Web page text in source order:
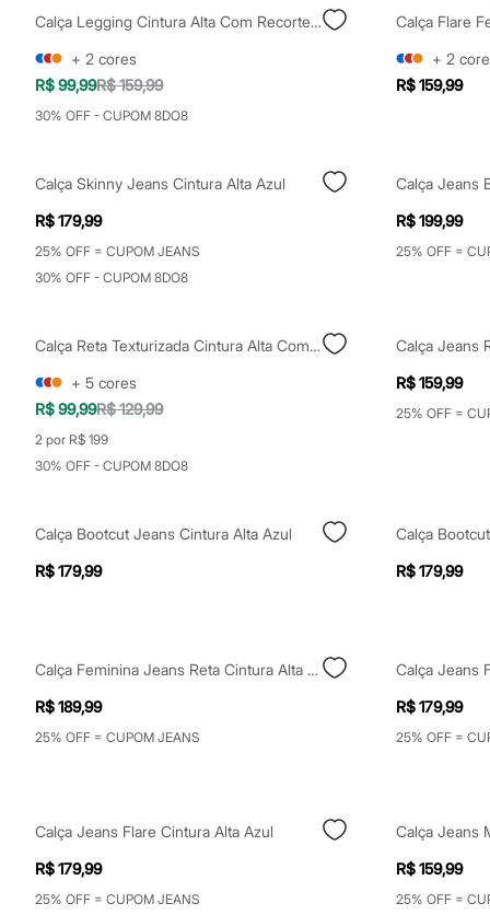
Sawary
Yessica
Moda esportiva
Acessórios
Blusas
Calçados
Moda íntima
Cintas e Modeladores
Meias
Pijamas
Sutiãs e Tops
Maiôs
Personagens
Plus size
Blusas e Camisetas
Calças
Casacos e Jaquetas
Shorts e Saias
Vestidos
Masculino
Em alta
Roupas
Bermudas
Camisas
Calças
Camisetas e Regatas
Bolsas e Mochilas
Chapéus e Bonés
Cintos
Carteiras
Calça Legging Cintura Alta Com Recorte Canelado Esportiva Verde
+ 2 cores
R$ 99,99R$ 159,99
30% OFF - CUPOM 8DO8
Calça Flare
+ 2
R$ 159,99
Calça Skinny Jeans Cintura Alta Azul
R$ 179,99
25% OFF = CUPOM JEANS
30% OFF - CUPOM 8DO8
R$ 199,99
25% OFF =
Calça Reta Texturizada Cintura Alta Com Elástico Marrom
+ 5 cores
R$ 99,99R$ 129,99
2 por R$ 199
30% OFF - CUPOM 8DO8
Calça Jeans
R$ 159,99
25% OFF =
Calça Bootcut Jeans Cintura Alta Azul
R$ 179,99
Calça
R$ 179,99
Calça Feminina Jeans Reta Cintura Alta Slit Azul
R$ 189,99
25% OFF = CUPOM JEANS
Calça Jeans
R$ 179,99
25% OFF =
Calça Jeans Flare Cintura Alta Azul
R$ 179,99
25% OFF = CUPOM JEANS
Calça Jeans
R$ 159,99
25% OFF =